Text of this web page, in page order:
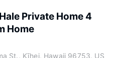
Private Home 4
Home
St., Kīhei, Hawaii 96753, US